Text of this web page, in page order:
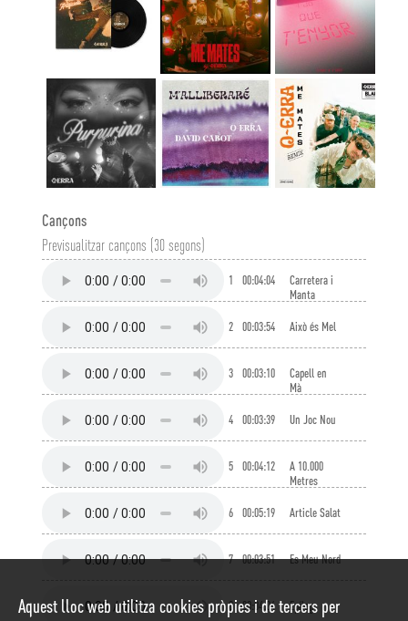
Cançons
Previsualitzar cançons (30 segons)
1 00:04:04
Carretera i
Manta
2 00:03:54 Això és Mel
3 00:03:10
Capell en
Mà
4 00:03:39 Un Joc Nou
5 00:04:12
A 10.000
Metres
6 00:05:19 Article Salat
7 00:03:51 Es Meu Nord
8 00:04:04 Epíleg
Aquest lloc web utilitza cookies pròpies i de tercers per